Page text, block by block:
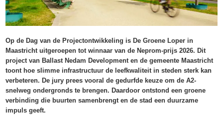
Op de Dag van de Projectontwikkeling is De Groene Loper in
Maastricht uitgeroepen tot winnaar van de Neprom-prijs 2026. Dit
project van Ballast Nedam Development en de gemeente Maastricht
toont hoe slimme infrastructuur de leefkwaliteit in steden sterk kan
verbeteren. De jury prees vooral de gedurfde keuze om de A2-
snelweg ondergronds te brengen. Daardoor ontstond een groene
verbinding die buurten samenbrengt en de stad een duurzame
impuls geeft.